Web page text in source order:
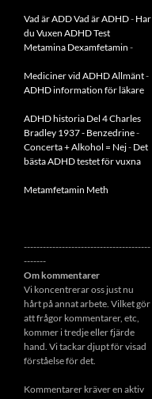
Vad är ADDVad är ADHD- Har
du Vuxen ADHD Test
Metamina Dexamfetamin -
Mediciner vid ADHD Allmänt-
ADHD information för läkare
ADHD historia Del 4 Charles
Bradley 1937 - Benzedrine-
Concerta + Alkohol = Nej- Det
bästa ADHD testet för vuxna
Metamfetamin Meth
----------------------------------------
-------
Om kommentarer
Vi koncentrerar oss just nu
hårt på annat arbete. Vilket gör
att frågor kommentarer, etc,
kommer i tredje eller fjärde
hand. Vi tackar djupt för visad
förståelse för det.
Kommentarer kräver en aktiv